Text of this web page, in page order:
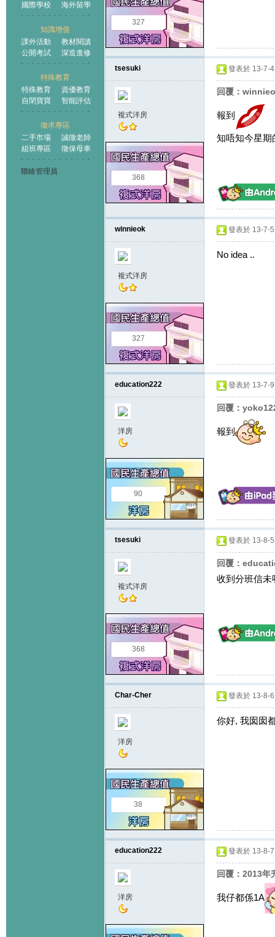
國際學校
海外留學
知識增值
課外活動
教材閱讀
公開考試
深造進修
特殊教育
特殊教育
資優教育
自閉寶寶
智能評估
徵求專區
二手市場
誠徵老師
組班專區
徵保母車
聯絡管理員
327
tsesuki
複式洋房
368
發表於 13-7-
回覆：
報到
知唔知今星期
winnieok
複式洋房
327
發表於 13-7-
No idea ..
education222
洋房
90
發表於 13-7-
回覆：
報到
tsesuki
複式洋房
368
發表於 13-8-
回覆：
收到分班信未
Char-Cher
洋房
38
發表於 13-8-
你好, 我囡囡
education222
洋房
發表於 13-8-
回覆：2013年
我仔都係1A